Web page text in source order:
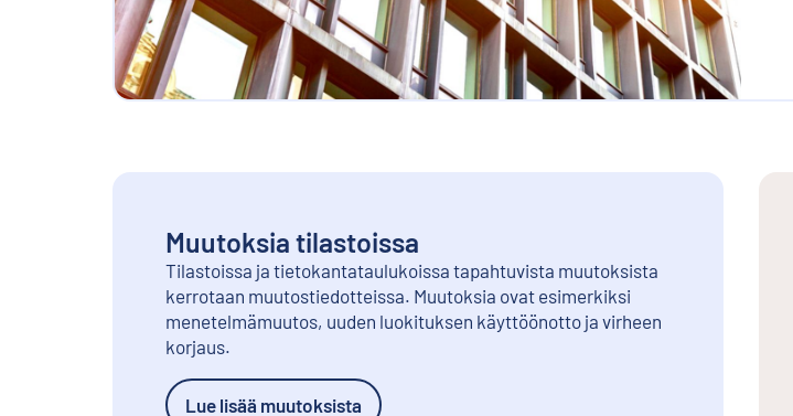
Muutoksia tilastoissa
Tilastoissa ja tietokantataulukoissa tapahtuvista muutoksista
kerrotaan muutostiedotteissa. Muutoksia ovat esimerkiksi
menetelmämuutos, uuden luokituksen käyttöönotto ja virheen
korjaus.
Lue lisää muutoksista